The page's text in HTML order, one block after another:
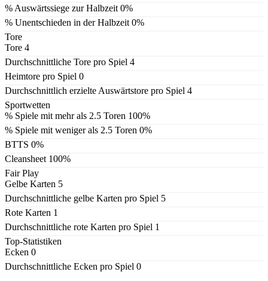
% Auswärtssiege zur Halbzeit 0%
% Unentschieden in der Halbzeit 0%
Tore
Tore 4
Durchschnittliche Tore pro Spiel 4
Heimtore pro Spiel 0
Durchschnittlich erzielte Auswärtstore pro Spiel 4
Sportwetten
% Spiele mit mehr als 2.5 Toren 100%
% Spiele mit weniger als 2.5 Toren 0%
BTTS 0%
Cleansheet 100%
Fair Play
Gelbe Karten 5
Durchschnittliche gelbe Karten pro Spiel 5
Rote Karten 1
Durchschnittliche rote Karten pro Spiel 1
Top-Statistiken
Ecken 0
Durchschnittliche Ecken pro Spiel 0